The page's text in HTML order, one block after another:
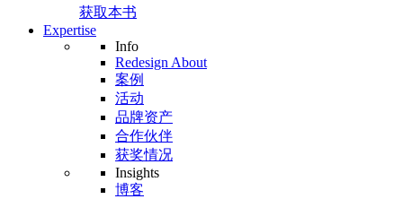
获取本书
Expertise
Info
Redesign About
案例
活动
品牌资产
合作伙伴
获奖情况
Insights
博客